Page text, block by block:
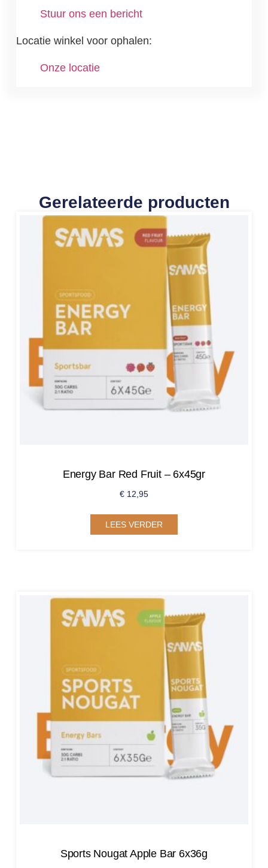
Stuur ons een bericht
Locatie winkel voor ophalen:
Onze locatie
Gerelateerde producten
Energy Bar Red Fruit – 6x45gr
€ 12,95
LEES VERDER
Sports Nougat Apple Bar 6x36g